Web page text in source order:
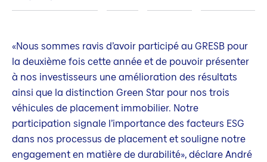
«Nous sommes ravis d’avoir participé au GRESB pour
la deuxième fois cette année et de pouvoir présenter
à nos investisseurs une amélioration des résultats
ainsi que la distinction Green Star pour nos trois
véhicules de placement immobilier. Notre
participation signale l’importance des facteurs ESG
dans nos processus de placement et souligne notre
engagement en matière de durabilité», déclare André